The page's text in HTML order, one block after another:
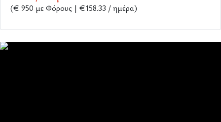
(€ 950 με Φόρους | €158.33 / ημέρα)